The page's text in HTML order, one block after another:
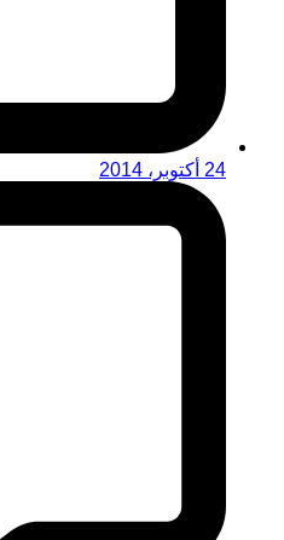
24 أكتوبر، 2014